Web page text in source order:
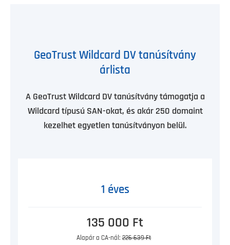
GeoTrust Wildcard DV tanúsítvány
árlista
A GeoTrust Wildcard DV tanúsítvány támogatja a
Wildcard típusú SAN-okat, és akár 250 domaint
kezelhet egyetlen tanúsítványon belül.
1 éves
135 000 Ft
Alapár a CA-nál:226 639 Ft